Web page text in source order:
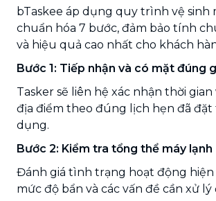
bTaskee áp dụng quy trình vệ sinh
chuẩn hóa 7 bước, đảm bảo tính
và hiệu quả cao nhất cho khách
Bước 1: Tiếp nhận và có mặt đúng
Tasker sẽ liên hệ xác nhận thời gian
địa điểm theo đúng lịch hẹn đã
dụng.
Bước 2: Kiểm tra tổng thể máy lạnh
Đánh giá tình trạng hoạt động hiện
mức độ bẩn và các vấn đề cần xử lý